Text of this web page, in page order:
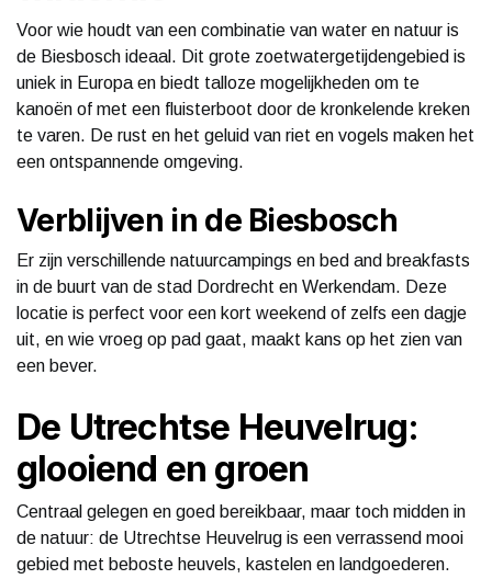
Voor wie houdt van een combinatie van water en natuur is
de Biesbosch ideaal. Dit grote zoetwatergetijdengebied is
uniek in Europa en biedt talloze mogelijkheden om te
kanoën of met een fluisterboot door de kronkelende kreken
te varen. De rust en het geluid van riet en vogels maken het
een ontspannende omgeving.
Verblijven in de Biesbosch
Er zijn verschillende natuurcampings en bed and breakfasts
in de buurt van de stad Dordrecht en Werkendam. Deze
locatie is perfect voor een kort weekend of zelfs een dagje
uit, en wie vroeg op pad gaat, maakt kans op het zien van
een bever.
De Utrechtse Heuvelrug:
glooiend en groen
Centraal gelegen en goed bereikbaar, maar toch midden in
de natuur: de Utrechtse Heuvelrug is een verrassend mooi
gebied met beboste heuvels, kastelen en landgoederen.